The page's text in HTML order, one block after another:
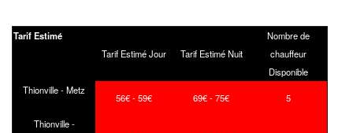
Tarif Estimé
Tarif Estimé Jour
Tarif Estimé Nuit
Nombre de
chauffeur
Disponible
Thionville - Metz
56€ - 59€ 69€ - 75€ 5
Thionville -